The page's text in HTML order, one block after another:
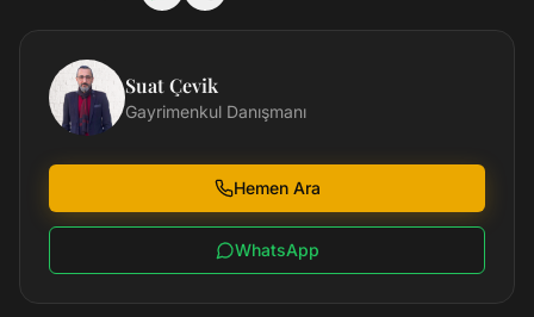
Suat Çevik
Gayrimenkul Danışmanı
Hemen Ara
WhatsApp